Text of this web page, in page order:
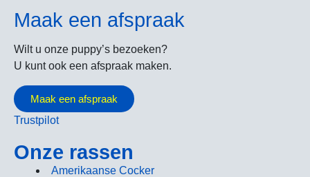
Maak een afspraak
Wilt u onze puppy’s bezoeken?
U kunt ook een afspraak maken.
Maak een afspraak
Trustpilot
Onze rassen
Amerikaanse Cocker